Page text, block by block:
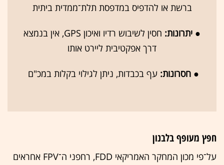
ברשת או להדפיס במדפסת תלת־ממדית ביתית
● יתרונות:
חסין לשיבוש רדיו ואיכון GPS, אין בנמצא
דרך אפקטיבית ליירט אותו
●חסרונות: עף בכבדות, ניתן לגילוי בקלות במכ"ם
חפץ מעופף בלבנון
על־פי מכון המחקר האמריקאי FDD, רחפני ה־FPV אחראים